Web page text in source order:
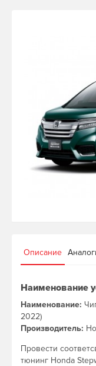
Описание
Наименование
Наименование:
2022)
Производитель:
Провести
тюнинг Honda